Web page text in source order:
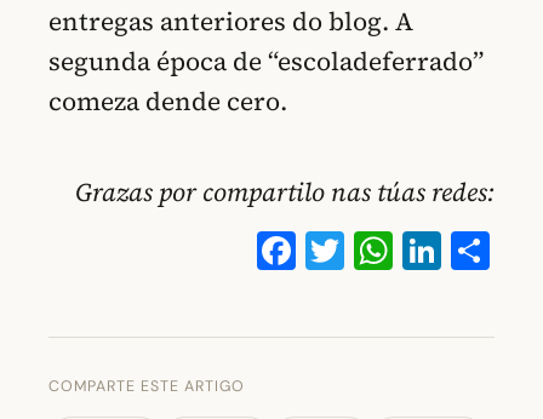
entregas anteriores do blog. A
segunda época de “escoladeferrado”
comeza dende cero.
Grazas por compartilo nas túas redes:
Facebook
Twitter
COMPARTE ESTE ARTIGO